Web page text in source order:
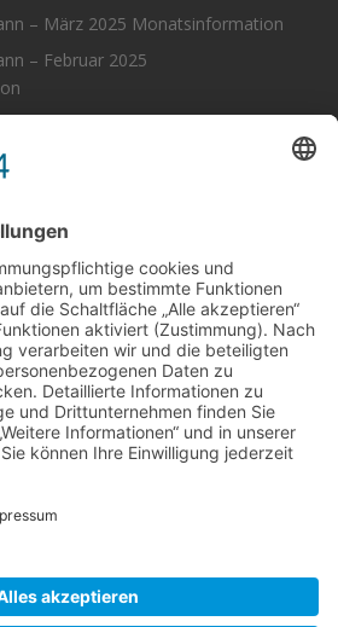
– März 2025 Monatsinformation
– Februar 2025
Datenschutz
Cookie-Einstellungen